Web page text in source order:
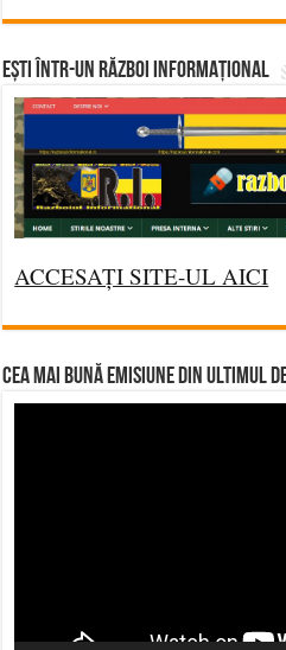
Ești într-un RĂZBOI INFORMAȚIONAL
ACCESAȚI SITE-UL AICI
CEA MAI BUNĂ EMISIUNE DIN ULTIMUL